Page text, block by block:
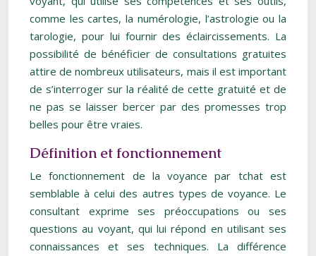
comme les cartes, la numérologie, l’astrologie ou la
tarologie, pour lui fournir des éclaircissements. La
possibilité de bénéficier de consultations gratuites
attire de nombreux utilisateurs, mais il est important
de s’interroger sur la réalité de cette gratuité et de
ne pas se laisser bercer par des promesses trop
belles pour être vraies.
Définition et fonctionnement
Le fonctionnement de la voyance par tchat est
semblable à celui des autres types de voyance. Le
consultant exprime ses préoccupations ou ses
questions au voyant, qui lui répond en utilisant ses
connaissances et ses techniques. La différence